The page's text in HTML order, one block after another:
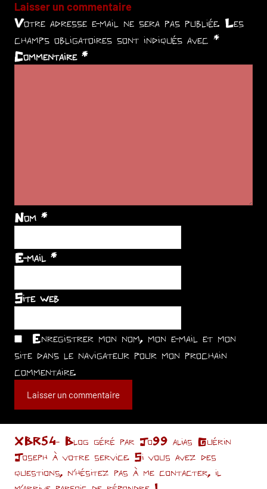
Laisser un commentaire
Votre adresse e-mail ne sera pas publiée. Les
champs obligatoires sont indiqués avec *
Commentaire *
Nom *
E-mail *
Site web
Enregistrer mon nom, mon e-mail et mon
site dans le navigateur pour mon prochain
commentaire.
XBR54- Blog géré par Jo99 alias Guérin
Joseph à votre service. Si vous avez des
questions, n’hésitez pas à me contacter, il